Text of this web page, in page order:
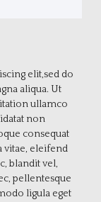
elit,sed do
aliqua. Ut
ullamco
non
consequat
vitae, eleifend
blandit vel,
pellentesque
ligula eget